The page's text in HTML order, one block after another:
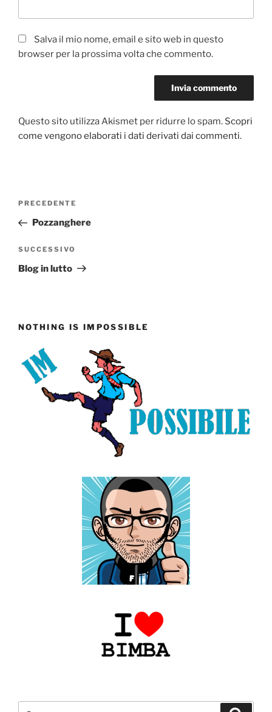
Salva il mio nome, email e sito web in questo
browser per la prossima volta che commento.
Questo sito utilizza Akismet per ridurre lo spam. Scopri
come vengono elaborati i dati derivati dai commenti.
Navigazione
Articolo
precedente:
PRECEDENTE
Pozzanghere
Articolo
successivo
SUCCESSIVO
Blog in lutto
NOTHING IS IMPOSSIBLE